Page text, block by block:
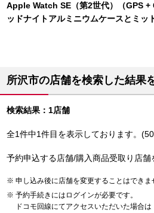
Apple Watch SE（第2世代）（GPS +
ッドナイトアルミニウムケースとミッ
所沢市の店舗を検索した結果
検索結果：1店舗
全1件中1件目を表示しております。
予約申込する店舗/購入商品受取り店舗
申し込み後に店舗を変更することはできま
予約手続きにはログインが必要です。
ドコモ回線にてアクセスいただいた場合